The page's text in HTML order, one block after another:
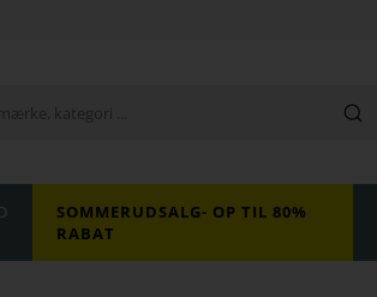
SOMMERUDSALG- OP TIL 80%
RABAT